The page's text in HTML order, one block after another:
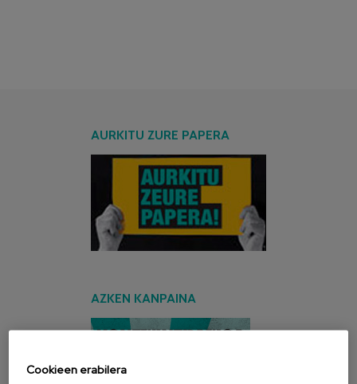
AURKITU ZURE PAPERA
AZKEN KANPAINA
Cookieen erabilera